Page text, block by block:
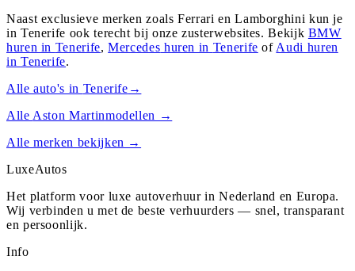
Naast exclusieve merken zoals Ferrari en Lamborghini kun je
in Tenerife ook terecht bij onze zusterwebsites. Bekijk BMW
huren in Tenerife,Mercedes huren in Tenerife ofAudi huren
in Tenerife.
Alle auto's in Tenerife →
AlleAston Martinmodellen →
Alle merken bekijken →
LuxeAutos
Het platform voor luxe autoverhuur in Nederland en Europa.
Wij verbinden u met de beste verhuurders — snel, transparant
en persoonlijk.
Info